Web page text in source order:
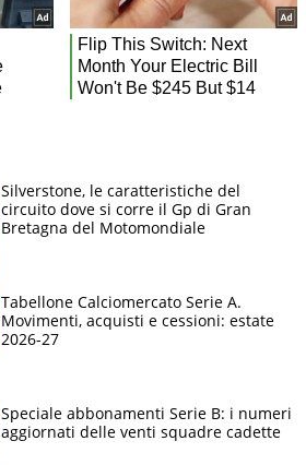
Silverstone, le caratteristiche del
circuito dove si corre il Gp di Gran
Bretagna del Motomondiale
Tabellone Calciomercato Serie A.
Movimenti, acquisti e cessioni: estate
2026-27
Speciale abbonamenti Serie B: i numeri
aggiornati delle venti squadre cadette